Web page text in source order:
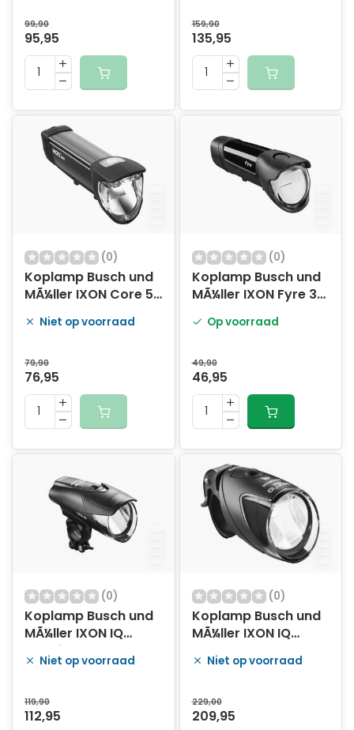
99,90
95,95
159,90
135,95
(0)
Koplamp Busch und
MÃ¼ller IXON Core 50
Lux - zwart
Niet op voorraad
79,90
76,95
(0)
Koplamp Busch und
MÃ¼ller IXON Fyre 30
- zwart
Op voorraad
49,90
46,95
(0)
Koplamp Busch und
MÃ¼ller IXON IQ
Premium 80 Lux -
zwart
Niet op voorraad
119,90
112,95
(0)
Koplamp Busch und
MÃ¼ller IXON IQ
Speed 90 Lux USB
oplaadbaar - zwart
Niet op voorraad
229,00
209,95